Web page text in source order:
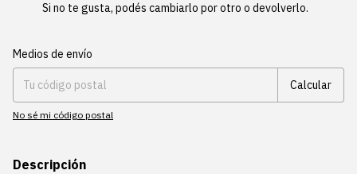
Si no te gusta, podés cambiarlo por otro o devolverlo.
Entregas para el CP:
Medios de envío
Calcular
No sé mi código postal
Descripción